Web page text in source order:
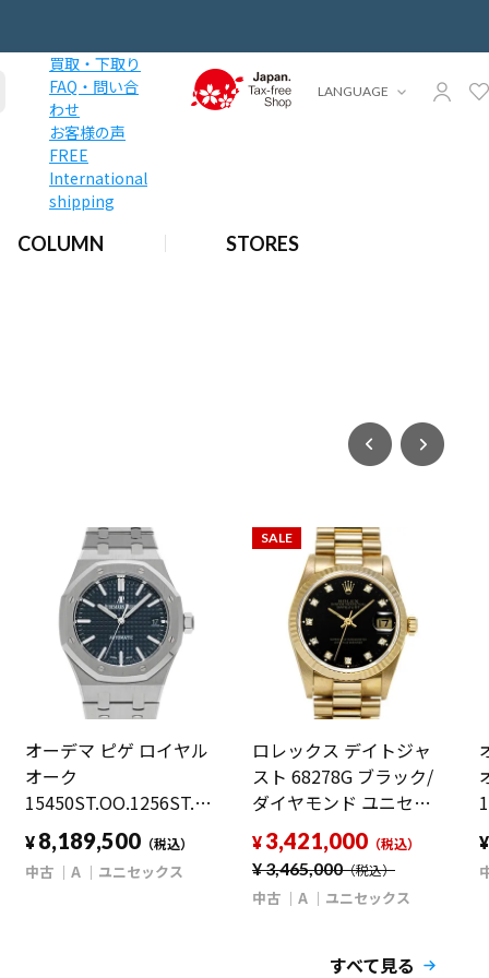
買取・下取り
FAQ・問い合
わせ
お客様の声
FREE
International
shipping
COLUMN STORES
LANGUAGE
オーデマ ピゲ ロイヤル
オーク
15450ST.OO.1256ST.03
ブルー ユニセックス 時
計 【中古】
【wristwatch】
¥ 8,189,500 （税込）
中古 A ユニセックス
SALE
ロレックス デイトジャ
スト 68278G ブラック/
ダイヤモンド ユニセッ
クス 時計 【中古】
【wristwatch】
¥3,465,000（税込）
¥ 3,421,000 （税込）
中古 A ユニセックス
すべて見る